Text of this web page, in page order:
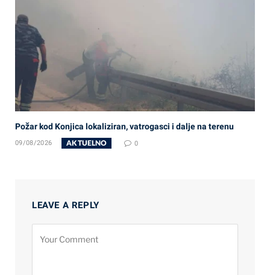
Požar kod Konjica lokaliziran, vatrogasci i dalje na terenu
09/08/2026 AKTUELNO 0
LEAVE A REPLY